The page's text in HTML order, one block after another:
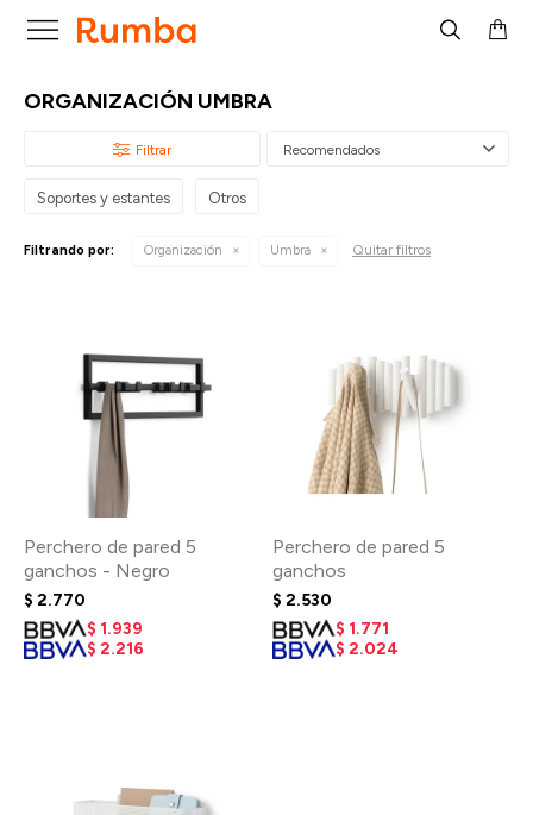

ORGANIZACIÓN UMBRA
Recomendados
Soportes y estantes Otros
Filtrando por: Organización Umbra Quitar filtros
Perchero de pared 5
ganchos - Negro
$ 2.770
$ 1.939
$ 2.216
Perchero de pared 5
ganchos
$ 2.530
$ 1.771
$ 2.024